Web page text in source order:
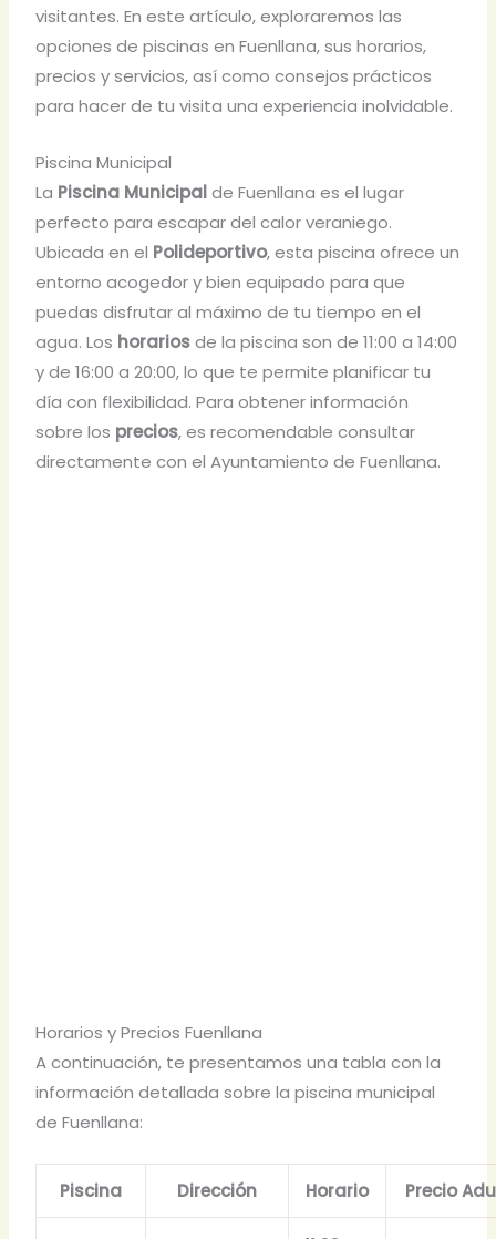
visitantes. En este artículo, exploraremos las
opciones de piscinas en Fuenllana, sus horarios,
precios y servicios, así como consejos prácticos
para hacer de tu visita una experiencia inolvidable.
Piscina Municipal
La Piscina Municipalde Fuenllana es el lugar
perfecto para escapar del calor veraniego.
Ubicada en el Polideportivo, esta piscina ofrece un
entorno acogedor y bien equipado para que
puedas disfrutar al máximo de tu tiempo en el
agua. Los horariosde la piscina son de 11:00 a 14:00
y de 16:00 a 20:00, lo que te permite planificar tu
día con flexibilidad. Para obtener información
sobre los precios, es recomendable consultar
directamente con el Ayuntamiento de Fuenllana.
Horarios y Precios Fuenllana
A continuación, te presentamos una tabla con la
información detallada sobre la piscina municipal
de Fuenllana:
Piscina Dirección Horario Precio